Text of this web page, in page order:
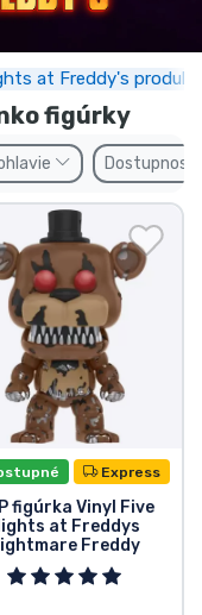
at Freddy's
figúrky
Dostupnosť
Express
figúrka Vinyl Five
at Freddys
Freddy